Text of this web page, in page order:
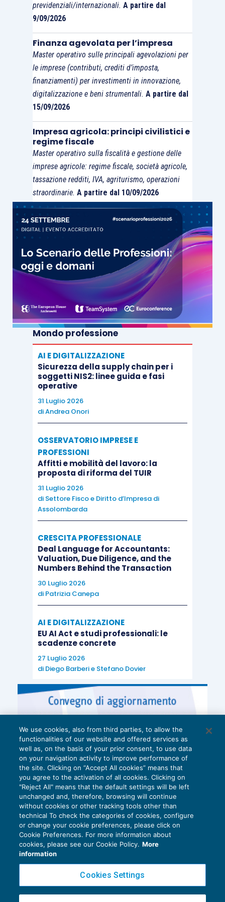
sommano, escludendo, in tal modo, il
meccanismo di recupero a tassazione
previdenziali/internazionali. A partire dal
9/09/2026
Finanza agevolata per l’impresa
Master operativo sulle principali agevolazioni per
le imprese (contributi, crediti d’imposta,
finanziamenti) per investimenti in innovazione,
digitalizzazione e beni strumentali. A partire dal
15/09/2026
Impresa agricola: principi civilistici e
regime fiscale
Master operativo sulla fiscalità e gestione delle
imprese agricole: regime fiscale, società agricole,
tassazione redditi, IVA, agriturismo, operazioni
straordinarie. A partire dal 10/09/2026
Mondo professione
AI E DIGITALIZZAZIONE
Sicurezza della supply chain per i
soggetti NIS2: linee guida e fasi
operative
31 Luglio 2026
diAndrea Onori
OSSERVATORIO IMPRESE E
PROFESSIONI
Affitti e mobilità del lavoro: la
proposta di riforma del TUIR
31 Luglio 2026
di Settore Fisco e Diritto d’Impresa di
Assolombarda
CRESCITA PROFESSIONALE
Deal Language for Accountants:
Valuation, Due Diligence, and the
Numbers Behind the Transaction
30 Luglio 2026
di Patrizia Canepa
AI E DIGITALIZZAZIONE
EU AI Act e studi professionali: le
scadenze concrete
27 Luglio 2026
di Diego Barberie Stefano Dovier
Privacy Policy
Cookie Policy
Copyright 2016 ©Gruppo Euroconference S.p.A.v2.32.4
We use cookies, also from third parties, to allow the
functionalities of our website and offered services as
well as, on the basis of your prior consent, to use data
on your navigation activity to improve performance of
the site. Clicking on “Accept All cookies” means that
you agree to the activation of all cookies. Clicking on
"Reject All" means that the default settings will be left
unchanged and, therefore, browsing will continue
without cookies or other tracking tools other than
technical To check the categories of cookies, configure
or change your cookie preferences, please click on
Cookie Preferences. For more information about
cookies, please see our Cookie Policy. More
information
Cookies Settings